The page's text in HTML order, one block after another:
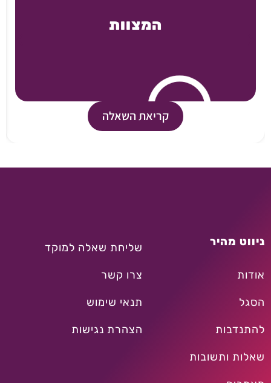
המצוות
קריאת השאלה
ניווט מהיר
אודות
הסגל
להתנדבות
שאלות ותשובות
שליחת שאלה למוקד
צרו קשר
תנאי שימוש
הצהרת נגישות